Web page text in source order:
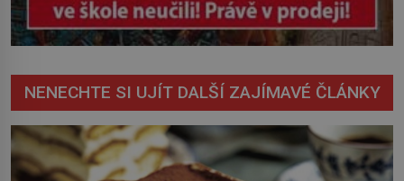
NENECHTE SI UJÍT DALŠÍ ZAJÍMAVÉ ČLÁNKY